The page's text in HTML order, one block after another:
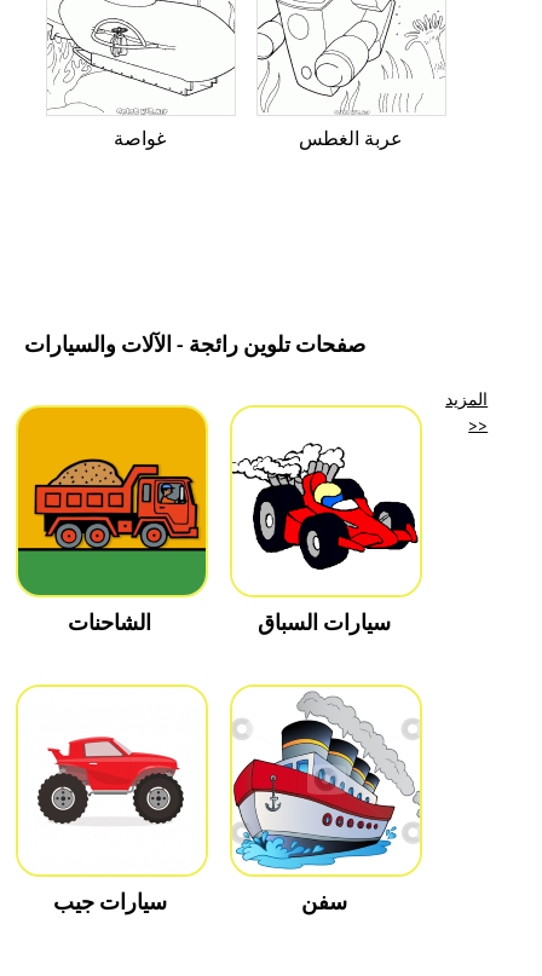
غواصة عربة الغطس
صفحات تلوين رائجة - الآلات والسيارات
الشاحنات سيارات السباق
سيارات جيب سفن
المزيد
>>